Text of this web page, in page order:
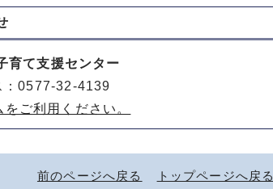
て支援センター
0577-32-4139
ご利用ください。
前のページへ戻る トップページへ戻る